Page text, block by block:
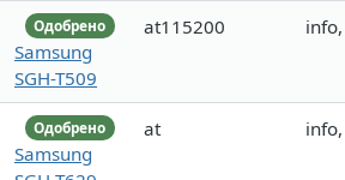
Одобрено
Samsung
SGH-T509
at115200
Одобрено
Samsung
at